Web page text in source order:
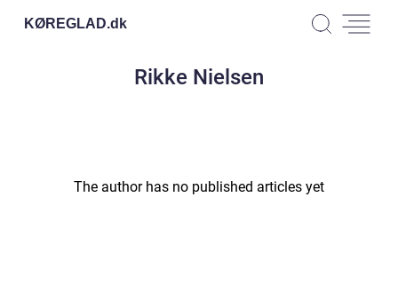
KØREGLAD.dk
Rikke Nielsen
The author has no published articles yet